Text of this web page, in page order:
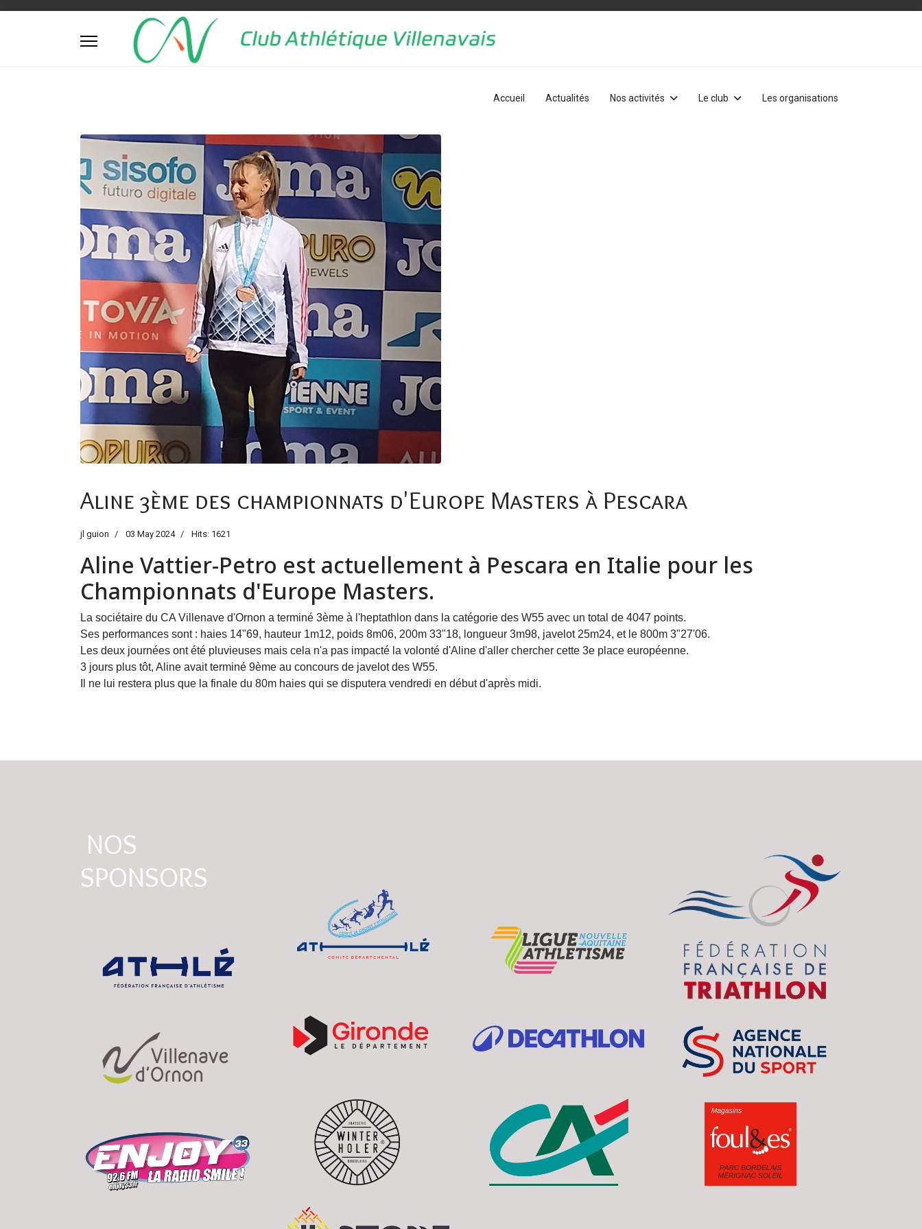
Accueil Actualités Nos activités Le club Les organisations
Aline 3ème des championnats d'Europe Masters à Pescara
jl guion 03 May 2024 Hits: 1621
Aline Vattier-Petro est actuellement à Pescara en Italie pour les
Championnats d'Europe Masters.
La sociétaire du CA Villenave d'Ornon a terminé 3ème à l'heptathlon dans la catégorie des W55 avec un total de 4047 points.
Ses performances sont : haies 14"69, hauteur 1m12, poids 8m06, 200m 33"18, longueur 3m98, javelot 25m24, et le 800m 3"27'06.
Les deux journées ont été pluvieuses mais cela n'a pas impacté la volonté d'Aline d'aller chercher cette 3e place européenne.
3 jours plus tôt, Aline avait terminé 9ème au concours de javelot des W55.
Il ne lui restera plus que la finale du 80m haies qui se disputera vendredi en début d'après midi.
NOS
SPONSORS